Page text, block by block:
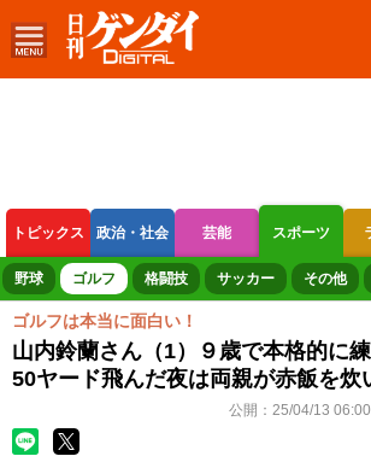
トピックス 政治・社会 芸能 スポーツ
ボートレース 競輪 オートレース
野球 ゴルフ 格闘技 サッカー その他
ゴルフは本当に面白い！
山内鈴蘭さん（1）９歳で本格的に
50ヤード飛んだ夜は両親が赤飯を炊
公開： 25/04/13 06:00